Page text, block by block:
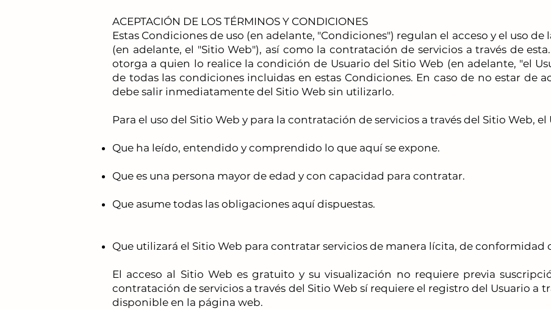
ACEPTACIÓN DE LOS TÉRMINOS Y CONDICIONES
Estas Condiciones de uso (en adelante, "Condiciones") regulan el acceso y el uso
(en adelante, el "Sitio Web"), así como la contratación de servicios a través de
otorga a quien lo realice la condición de Usuario del Sitio Web (en adelante, "el
de todas las condiciones incluidas en estas Condiciones. En caso de no estar de
debe salir inmediatamente del Sitio Web sin utilizarlo.
Para el uso del Sitio Web y para la contratación de servicios a través del Sitio Web, el
Que ha leído, entendido y comprendido lo que aquí se expone.
Que es una persona mayor de edad y con capacidad para contratar.
Que asume todas las obligaciones aquí dispuestas.
Que utilizará el Sitio Web para contratar servicios de manera lícita, de conformidad
El acceso al Sitio Web es gratuito y su visualización no requiere previa
contratación de servicios a través del Sitio Web sí requiere el registro del Usuario a
disponible en la página web.